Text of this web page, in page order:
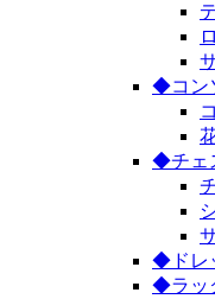
◆コン
◆チェ
◆ドレ
◆ラッ